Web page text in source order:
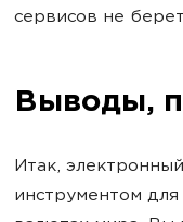
сервисов не
Выводы,
Итак,
инструментом